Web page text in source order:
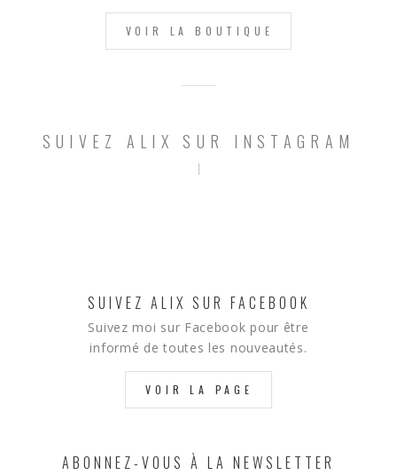
VOIR LA BOUTIQUE
SUIVEZ ALIX SUR INSTAGRAM
SUIVEZ ALIX SUR FACEBOOK
Suivez moi sur Facebook pour être
informé de toutes les nouveautés.
VOIR LA PAGE
ABONNEZ-VOUS À LA NEWSLETTER